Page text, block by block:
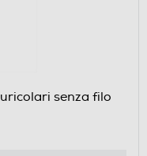
senza filo